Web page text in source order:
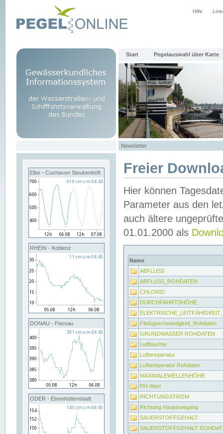
Hilfe
Start Pegelauswahl über Karte
Newsletter
Elbe - Cuxhaven Steubenhöft
RHEIN - Koblenz
DONAU - Passau
ODER - Eisenhüttenstadt
Freier
Hier können
Parameter aus den
auch ältere
01.01.2000 als
Name
ABFLUSS
ABFLUSS_ROHDATEN
CHLORID
DURCHFAHRTSHÖHE
Fließgeschwindigkeit_Rohdaten
GRUNDWASSER ROHDATEN
Luftfeuchte
Lufttemperatur
Lufttemperatur Rohdaten
MAXIMALEWELLENHÖHE
PH-Wert
RICHTUNGSTROM
Richtung Hauptseegang
SAUERSTOFFGEHALT
SAUERSTOFFGEHALT